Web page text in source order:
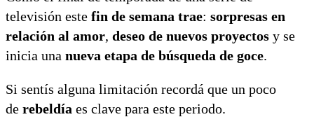
televisión este fin de semana trae: sorpresas en
relación al amor, deseo de nuevos proyectos y se
inicia una nueva etapa de búsqueda de goce.
Si sentís alguna limitación recordá que un poco
de rebeldía es clave para este periodo.